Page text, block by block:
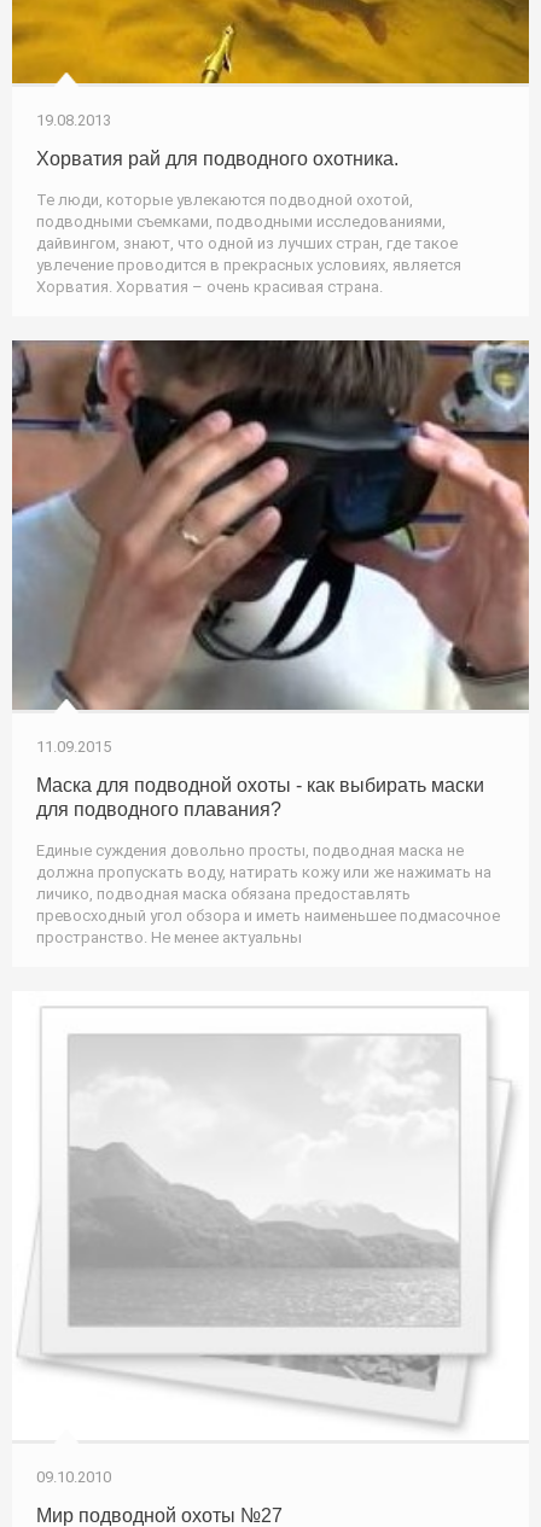
19.08.2013
Хорватия рай для подводного охотника.
Те люди, которые увлекаются подводной охотой,
подводными съемками, подводными исследованиями,
дайвингом, знают, что одной из лучших стран, где такое
увлечение проводится в прекрасных условиях, является
Хорватия. Хорватия – очень красивая страна.
11.09.2015
Маска для подводной охоты - как выбирать маски
для подводного плавания?
Единые суждения довольно просты, подводная маска не
должна пропускать воду, натирать кожу или же нажимать на
личико, подводная маска обязана предоставлять
превосходный угол обзора и иметь наименьшее подмасочное
пространство. Не менее актуальны
09.10.2010
Мир подводной охоты №27